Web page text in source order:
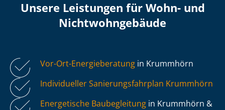
Unsere Leistungen für Wohn- und
Nicht­wohn­ge­bäu­de
Vor-Ort-Energieberatung in Krummhörn
Individueller Sa­nie­rungs­fahr­plan Krummhörn
Energetische Baubegleitung in Krummhörn &